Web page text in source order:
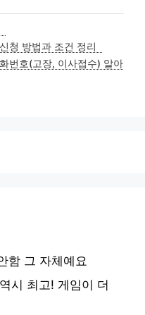
청 방법과 조건 정리
번호(고장, 이사접수) 알아
함 그 자체예요
시 최고! 게임이 더